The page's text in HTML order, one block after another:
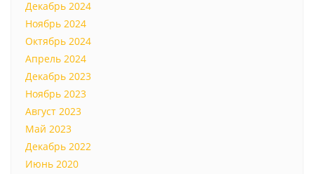
Декабрь 2024
Ноябрь 2024
Октябрь 2024
Апрель 2024
Декабрь 2023
Ноябрь 2023
Август 2023
Май 2023
Декабрь 2022
Июнь 2020